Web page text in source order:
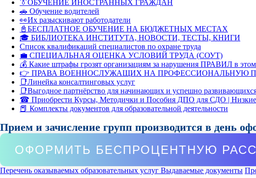
👔ОБУЧЕНИЕ ИНОСТРАННЫХ ГРАЖДАН
🚗 Обучение водителей
👀Их разыскивают работодатели
📓БЕСПЛАТНОЕ ОБУЧЕНИЕ НА БЮДЖЕТНЫХ МЕСТАХ
🎓 БИБЛИОТЕКА ИНСТИТУТА, НОВОСТИ, ТЕСТЫ, КНИГИ
Список квалификаций специалистов по охране труда
💼 СПЕЦИАЛЬНАЯ ОЦЕНКА УСЛОВИЙ ТРУДА (СОУТ)
💰 Какие штрафы грозят организациям за нарушения ПРАВИЛ в этом
👉 ПРАВА ВОЕННОСЛУЖАЩИХ НА ПРОФЕССИОНАЛЬНУЮ
📑Линейка консалтинговых услуг
📑Выгодное партнёрство для начинающих и успешно
☎ Приобрести Курсы, Методички и Пособия ДПО для СДО |
📕 Комплекты документов для образовательной деятельности
Прием и зачисление групп производится в день
ОФОРМИТЬ БЕСПРОЦЕНТНУЮ
Перечень оказываемых образовательных услуг Выдаваемые документы